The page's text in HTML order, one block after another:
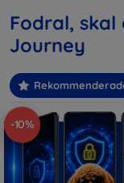
Fodral,
Journey
-10%